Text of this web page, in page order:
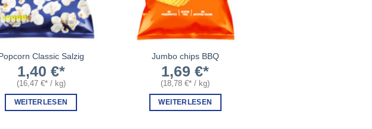
Classic Salzig
1,40 €
(16,47 € / kg)
WEITERLESEN
Jumbo chips BBQ
1,69€
(18,78€ / kg)
WEITERLESEN